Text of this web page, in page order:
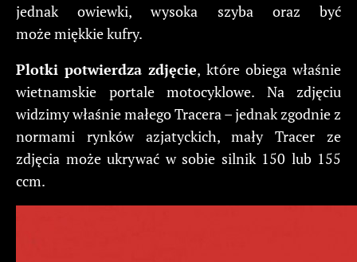
jednak owiewki, wysoka szyba oraz być
może miękkie kufry.
Plotki potwierdza zdjęcie, które obiega właśnie
wietnamskie portale motocyklowe. Na zdjęciu
widzimy właśnie małego Tracera – jednak zgodnie z
normami rynków azjatyckich, mały Tracer ze
zdjęcia może ukrywać w sobie silnik 150 lub 155
ccm.